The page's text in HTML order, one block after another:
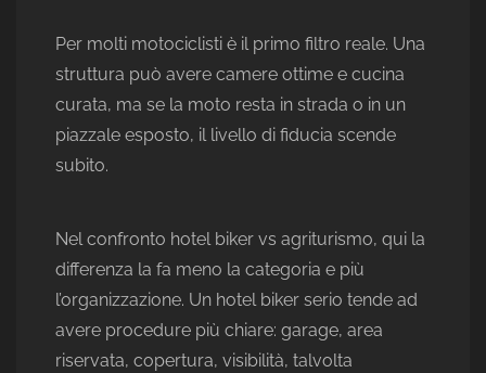
Per molti motociclisti è il primo filtro reale. Una
struttura può avere camere ottime e cucina
curata, ma se la moto resta in strada o in un
piazzale esposto, il livello di fiducia scende
subito.
Nel confronto hotel biker vs agriturismo, qui la
differenza la fa meno la categoria e più
l’organizzazione. Un hotel biker serio tende ad
avere procedure più chiare: garage, area
riservata, copertura, visibilità, talvolta